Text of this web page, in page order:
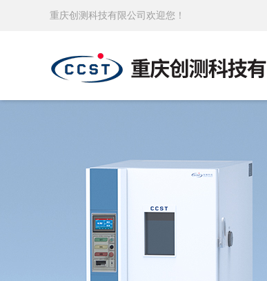
重庆创测科技有限公司欢迎您！